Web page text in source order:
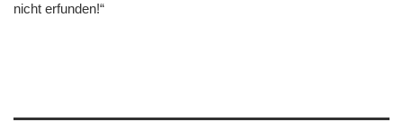
nicht erfunden!“